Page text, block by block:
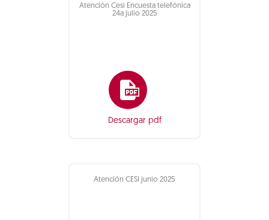
Atención Cesi Encuesta telefónica
24a julio 2025
Descargar pdf
Atención CESI junio 2025